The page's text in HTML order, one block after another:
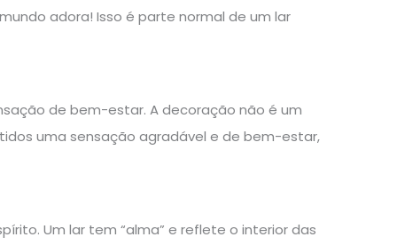
adora! Isso é parte normal de um lar
de bem-estar. A decoração não é um
uma sensação agradável e de bem-estar,
Um lar tem “alma” e reflete o interior das